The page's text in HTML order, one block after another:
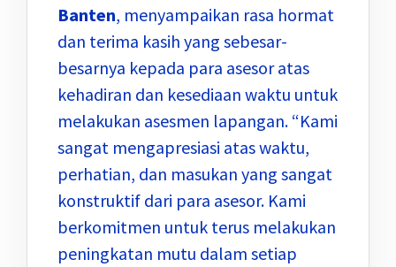
Banten, menyampaikan rasa hormat
dan terima kasih yang sebesar-
besarnya kepada para asesor atas
kehadiran dan kesediaan waktu untuk
melakukan asesmen lapangan. “Kami
sangat mengapresiasi atas waktu,
perhatian, dan masukan yang sangat
konstruktif dari para asesor. Kami
berkomitmen untuk terus melakukan
peningkatan mutu dalam setiap